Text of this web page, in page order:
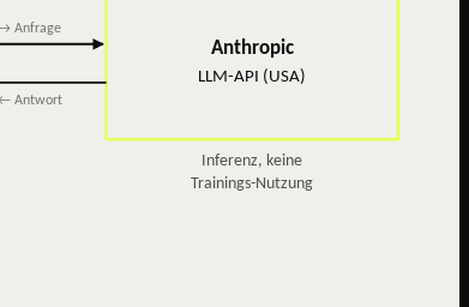
Anthropic
LLM-API (USA)
Anfrage
Antwort
Inferenz, keine
Trainings-Nutzung